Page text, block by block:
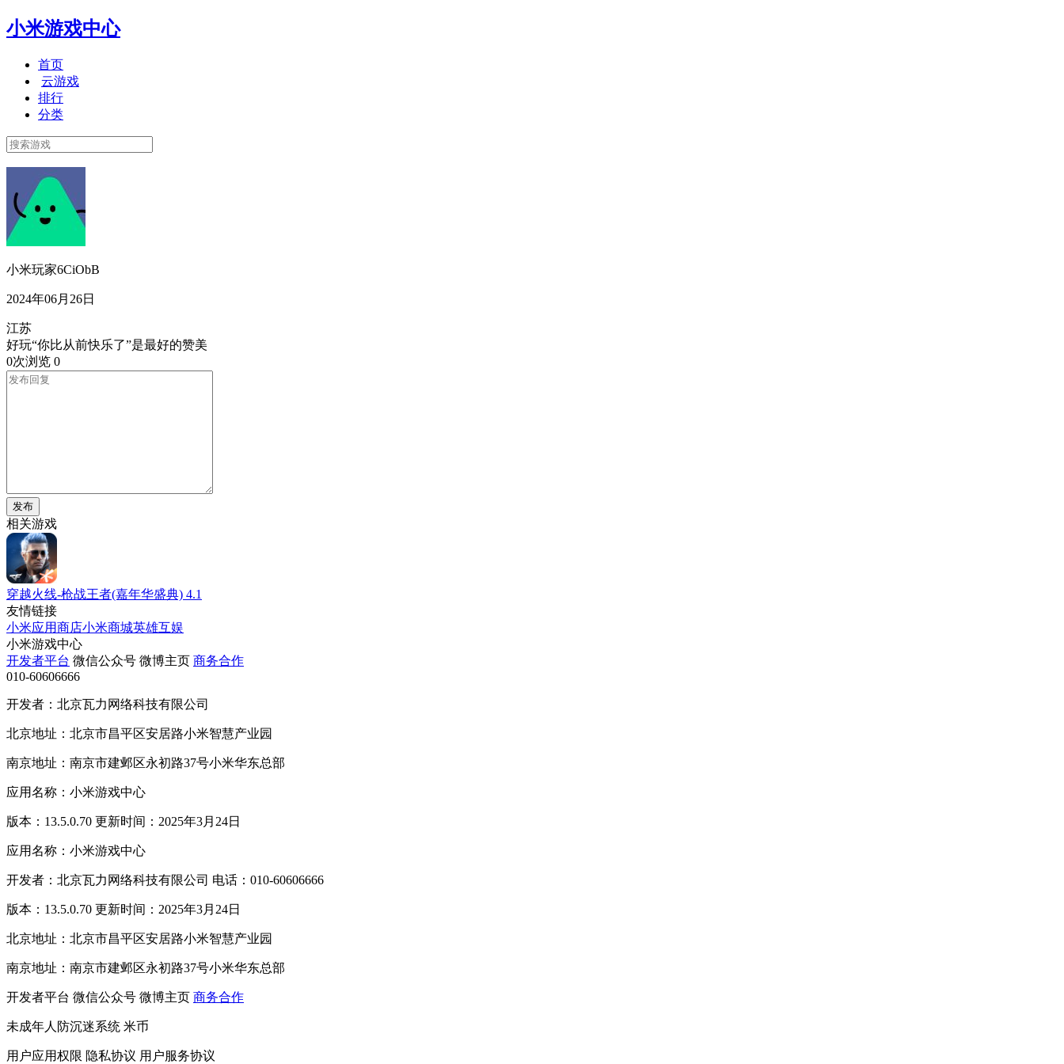
小米游戏中心
首页
云游戏
排行
分类
小米玩家6CiObB
2024年06月26日
江苏
好玩“你比从前快乐了”是最好的赞美
0次浏览 0
发布
相关游戏
穿越火线-枪战王者(嘉年华盛典) 4.1
友情链接
小米应用商店小米商城英雄互娱
小米游戏中心
开发者平台 微信公众号 微博主页 商务合作
010-60606666
开发者：北京瓦力网络科技有限公司
北京地址：北京市昌平区安居路小米智慧产业园
南京地址：南京市建邺区永初路37号小米华东总部
应用名称：小米游戏中心
版本：13.5.0.70 更新时间：2025年3月24日
应用名称：小米游戏中心
开发者：北京瓦力网络科技有限公司 电话：010-60606666
版本：13.5.0.70 更新时间：2025年3月24日
北京地址：北京市昌平区安居路小米智慧产业园
南京地址：南京市建邺区永初路37号小米华东总部
开发者平台 微信公众号 微博主页 商务合作
未成年人防沉迷系统 米币
用户应用权限 隐私协议 用户服务协议